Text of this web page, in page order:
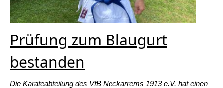
Prüfung zum Blaugurt
bestanden
Die Karateabteilung des VfB Neckarrems 1913 e.V. hat einen